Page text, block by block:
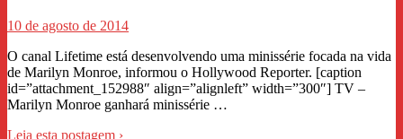
10 de agosto de 2014
O canal Lifetime está desenvolvendo uma minissérie focada na vida
de Marilyn Monroe, informou o Hollywood Reporter. [caption
id=”attachment_152988″ align=”alignleft” width=”300″] TV –
Marilyn Monroe ganhará minissérie …
Leia esta postagem ›